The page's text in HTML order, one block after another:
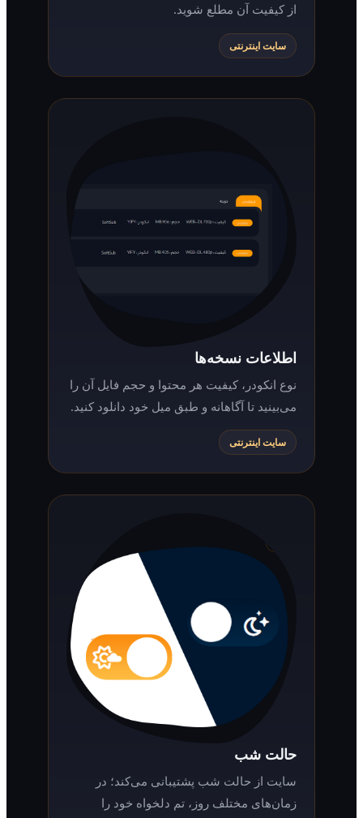
از کیفیت آن مطلع شوید.
سایت اینترنتی
اطلاعات نسخه‌ها
نوع انکودر، کیفیت هر محتوا و حجم فایل آن را
می‌بینید تا آگاهانه و طبق میل خود دانلود کنید.
سایت اینترنتی
حالت شب
سایت از حالت شب پشتیبانی می‌کند؛ در
زمان‌های مختلف روز، تم دلخواه خود را